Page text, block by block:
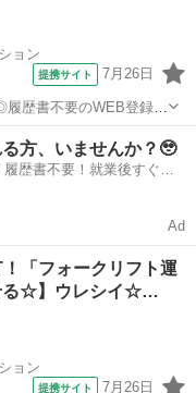
ョン
提携サイト 7月26日
履歴書不要のWEB登録
1700円！伊達周辺！20
方、いませんか？🥹
歴書不要！就業後すぐに
Ad
「フォークリフト運
る☆】ウレシイ☆…
ョン
提携サイト 7月26日